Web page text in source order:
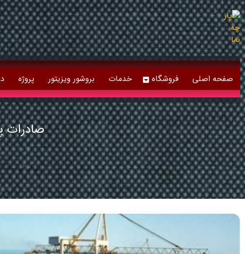
صفحه اصلی فروشگاه خدمات بروشور ویزیتور پروژه
صادرات